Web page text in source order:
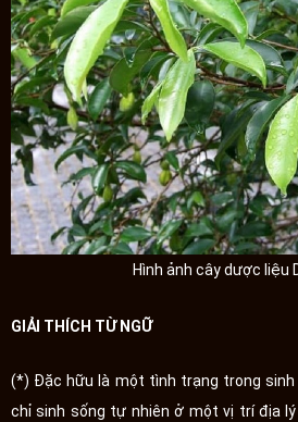
Hình ảnh cây dược liệu
GIẢI THÍCH TỪ NGỮ
(*) Đặc hữu là một tình trạng trong
chỉ sinh sống tự nhiên ở một vị trí địa